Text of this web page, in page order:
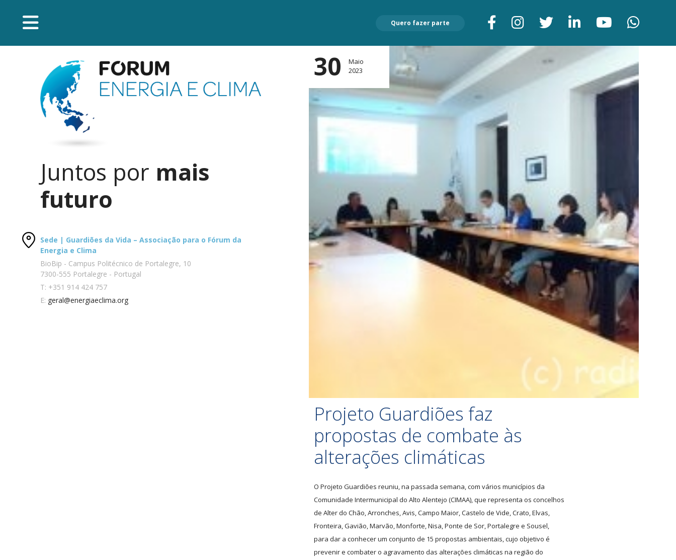
Quero fazer parte
Juntos por mais
futuro
Sede | Guardiões da Vida – Associação para o Fórum da
Energia e Clima
BioBip - Campus Politécnico de Portalegre, 10
7300-555 Portalegre - Portugal
T: +351 914 424 757
E: geral@energiaeclima.org
30
Maio
2023
Projeto Guardiões faz
propostas de combate às
alterações climáticas
O Projeto Guardiões reuniu, na passada semana, com vários municípios da
Comunidade Intermunicipal do Alto Alentejo (CIMAA), que representa os concelhos
de Alter do Chão, Arronches, Avis, Campo Maior, Castelo de Vide, Crato, Elvas,
Fronteira, Gavião, Marvão, Monforte, Nisa, Ponte de Sor, Portalegre e Sousel,
para dar a conhecer um conjunto de 15 propostas ambientais, cujo objetivo é
prevenir e combater o agravamento das alterações climáticas na região do